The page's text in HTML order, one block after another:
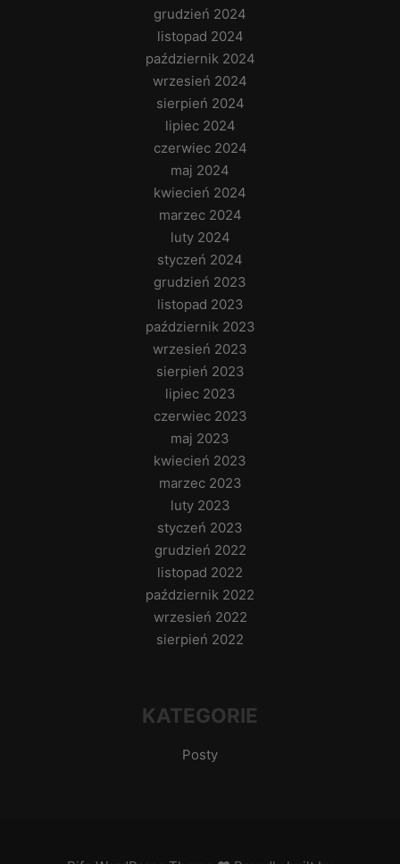
grudzień 2024
listopad 2024
październik 2024
wrzesień 2024
sierpień 2024
lipiec 2024
czerwiec 2024
maj 2024
kwiecień 2024
marzec 2024
luty 2024
styczeń 2024
grudzień 2023
listopad 2023
październik 2023
wrzesień 2023
sierpień 2023
lipiec 2023
czerwiec 2023
maj 2023
kwiecień 2023
marzec 2023
luty 2023
styczeń 2023
grudzień 2022
listopad 2022
październik 2022
wrzesień 2022
sierpień 2022
KATEGORIE
Posty